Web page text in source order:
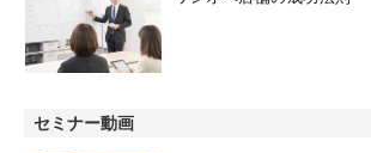
セミナー動画